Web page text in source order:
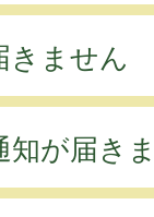
きません
知が届き